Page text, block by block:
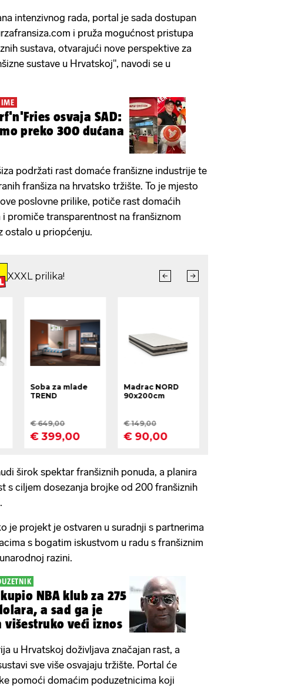
intenzivnog rada, portal je sada dostupan
i pruža mogućnost pristupa
sustava, otvarajući nove perspektive za
sustave u Hrvatskoj", navodi se u
osvaja SAD:
preko 300 dućana
podržati rast domaće franšizne industrije te
franšiza na hrvatsko tržište. To je mjesto
poslovne prilike, potiče rast domaćih
i promiče transparentnost na franšiznom
ostalo u priopćenju.
širok spektar franšiznih ponuda, a planira
s ciljem dosezanja brojke od 200 franšiznih
je projekt je ostvaren u suradnji s partnerima
s bogatim iskustvom u radu s franšiznim
razini.
NBA klub za 275
a sad ga je
višestruko veći iznos
u Hrvatskoj doživljava značajan rast, a
sve više osvajaju tržište. Portal će
pomoći domaćim poduzetnicima koji